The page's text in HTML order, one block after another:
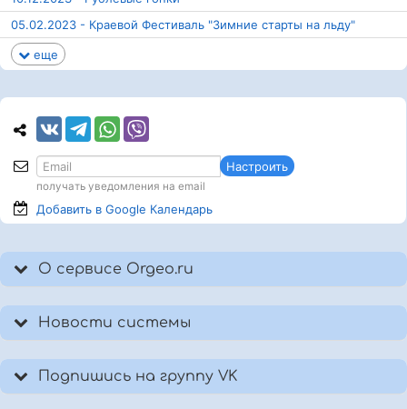
05.02.2023 - Краевой Фестиваль "Зимние старты на льду"
еще
Настроить
получать уведомления на email
Добавить в Google Календарь
О сервисе Orgeo.ru
Новости системы
Подпишись на группу VK